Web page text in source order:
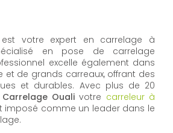
votre expert en carrelage à
en pose de carrelage
excelle également dans
et de grands carreaux, offrant des
et durables. Avec plus de 20
Carrelage Ouali votre carreleur à
imposé comme un leader dans le